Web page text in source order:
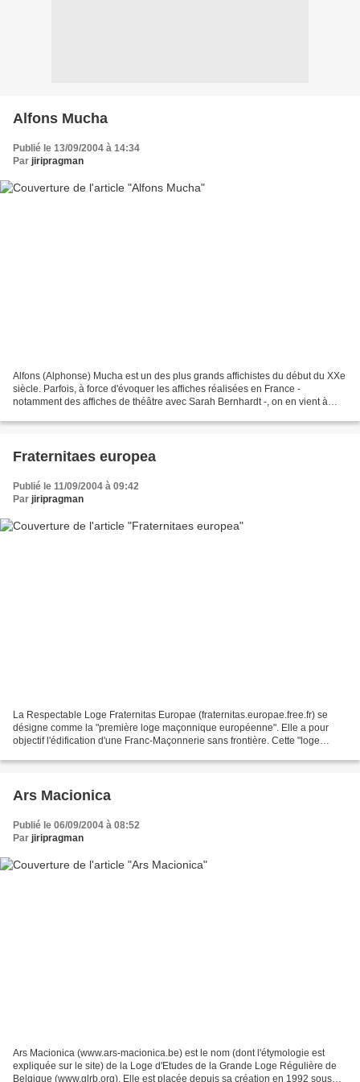
Alfons Mucha
Publié le 13/09/2004 à 14:34
Par jiripragman
Alfons (Alphonse) Mucha est un des plus grands affichistes du début du XXe
siècle. Parfois, à force d'évoquer les affiches réalisées en France -
notamment des affiches de théâtre avec Sarah Bernhardt -, on en vient à
Fraternitaes europea
Publié le 11/09/2004 à 09:42
Par jiripragman
La Respectable Loge Fraternitas Europae (fraternitas.europae.free.fr) se
désigne comme la "première loge maçonnique européenne". Elle a pour
objectif l'édification d'une Franc-Maçonnerie sans frontière. Cette "loge
Ars Macionica
Publié le 06/09/2004 à 08:52
Par jiripragman
Ars Macionica (www.ars-macionica.be) est le nom (dont l'étymologie est
expliquée sur le site) de la Loge d'Etudes de la Grande Loge Régulière de
Belgique (www.glrb.org). Elle est placée depuis sa création en 1992 sous